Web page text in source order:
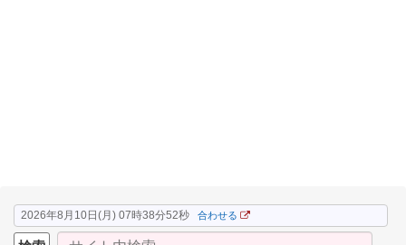
2026年8月10日(月) 07時38分53秒 合わせる